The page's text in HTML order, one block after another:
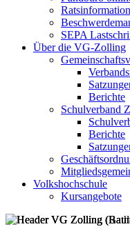
SEPA
Über die VG-Zolling
Berichte
Schulverband
Berichte
Volkshochschule
Kursangebote